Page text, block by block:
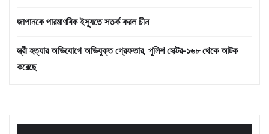
জাপানকে পারমাণবিক ইস্যুতে সতর্ক করল চীন
স্ত্রী হত্যার অভিযোগে অভিযুক্ত গ্রেফতার, পুলিশ সেক্টর-১৬৮ থেকে আটক
করেছে